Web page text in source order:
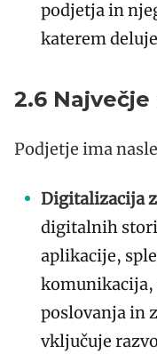
podjetja in
katerem
2.6
Podjetje ima
Digitalizacija
digitalnih
aplikacije,
komunikacija,
poslovanja in
vključuje